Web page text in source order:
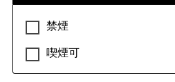
禁煙
喫煙可